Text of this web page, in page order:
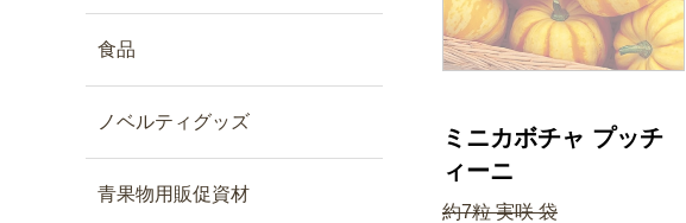
食品
ノベルティグッズ
青果物用販促資材
ミニカボチャ プッチ
ィーニ
約7粒 実咲 袋